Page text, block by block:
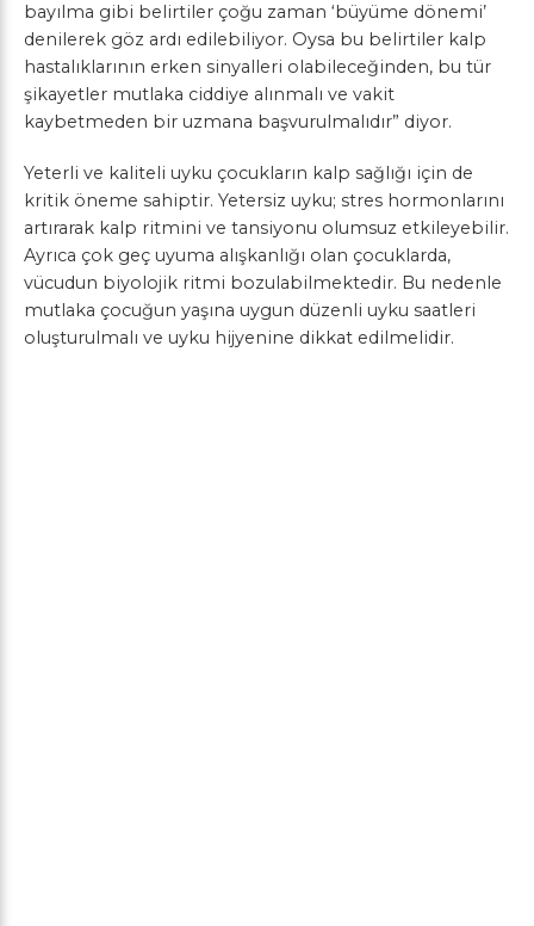
bayılma gibi belirtiler çoğu zaman ‘büyüme dönemi’
denilerek göz ardı edilebiliyor. Oysa bu belirtiler kalp
hastalıklarının erken sinyalleri olabileceğinden, bu tür
şikayetler mutlaka ciddiye alınmalı ve vakit
kaybetmeden bir uzmana başvurulmalıdır” diyor.
Yeterli ve kaliteli uyku çocukların kalp sağlığı için de
kritik öneme sahiptir. Yetersiz uyku; stres hormonlarını
artırarak kalp ritmini ve tansiyonu olumsuz etkileyebilir.
Ayrıca çok geç uyuma alışkanlığı olan çocuklarda,
vücudun biyolojik ritmi bozulabilmektedir. Bu nedenle
mutlaka çocuğun yaşına uygun düzenli uyku saatleri
oluşturulmalı ve uyku hijyenine dikkat edilmelidir.